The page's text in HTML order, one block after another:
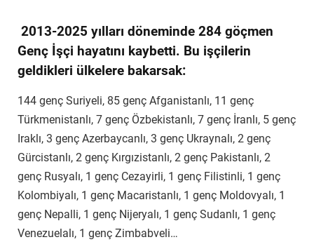
2013-2025 yılları döneminde 284 göçmen
Genç İşçi hayatını kaybetti. Bu işçilerin
geldikleri ülkelere bakarsak:
144 genç Suriyeli, 85 genç Afganistanlı, 11 genç
Türkmenistanlı, 7 genç Özbekistanlı, 7 genç İranlı, 5 genç
Iraklı, 3 genç Azerbaycanlı, 3 genç Ukraynalı, 2 genç
Gürcistanlı, 2 genç Kırgızistanlı, 2 genç Pakistanlı, 2
genç Rusyalı, 1 genç Cezayirli, 1 genç Filistinli, 1 genç
Kolombiyalı, 1 genç Macaristanlı, 1 genç Moldovyalı, 1
genç Nepalli, 1 genç Nijeryalı, 1 genç Sudanlı, 1 genç
Venezuelalı, 1 genç Zimbabveli…